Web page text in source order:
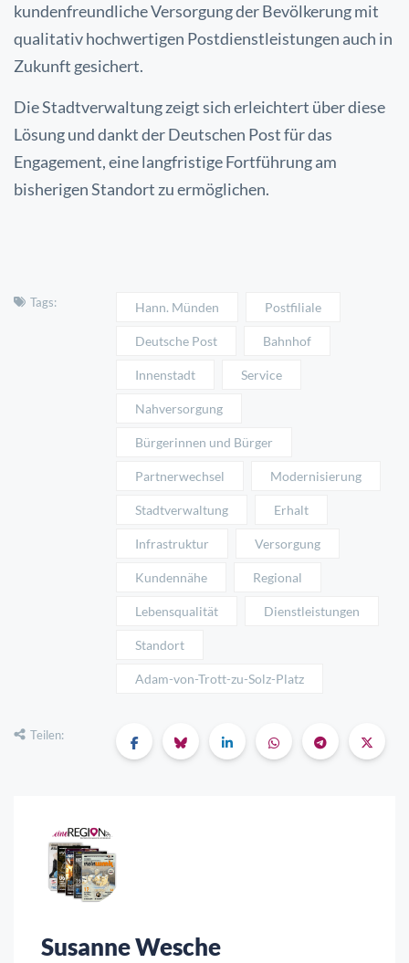
kundenfreundliche Versorgung der Bevölkerung mit
qualitativ hochwertigen Postdienstleistungen auch in
Zukunft gesichert.
Die Stadtverwaltung zeigt sich erleichtert über diese
Lösung und dankt der Deutschen Post für das
Engagement, eine langfristige Fortführung am
bisherigen Standort zu ermöglichen.
Tags: Hann. Münden Postfiliale
Deutsche Post Bahnhof
Innenstadt Service
Nahversorgung
Bürgerinnen und Bürger
Partnerwechsel Modernisierung
Stadtverwaltung Erhalt
Infrastruktur Versorgung
Kundennähe Regional
Lebensqualität Dienstleistungen
Standort
Adam-von-Trott-zu-Solz-Platz
Teilen:
Susanne Wesche